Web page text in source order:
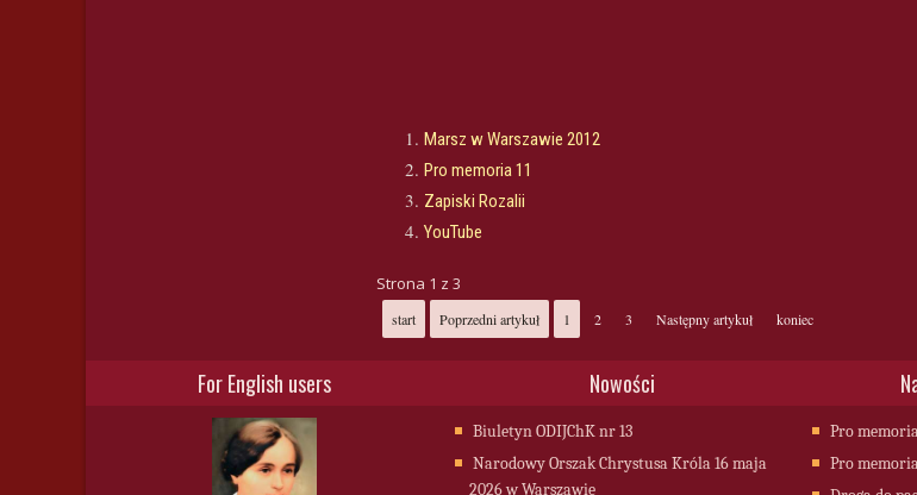
Marsz w Warszawie 2012
Pro memoria 11
Zapiski Rozalii
YouTube
Strona 1 z 3
start Poprzedni artykuł 1 2 3 Następny artykuł koniec
For English users Nowości
Biuletyn ODIJChK nr 13
Narodowy Orszak Chrystusa Króla 16 maja
2026 w Warszawie
Pro
Pro